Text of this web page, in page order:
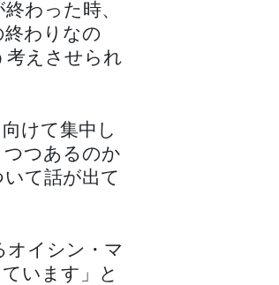
わった時、
わりなの
考えさせられ
けて集中し
つあるのか
て話が出て
オイシン・マ
います」と